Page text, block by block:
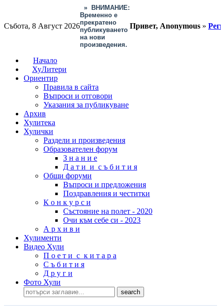
Събота, 8 Август 2026
»
ВНИМАНИЕ:
Временно е
прекратено
публикуването
на нови
произведения.
Привет, Anonymous »
Начало
ХуЛитери
Ориентир
Правила в сайта
Въпроси и отговори
Указания за публикуване
Архив
Хулитека
Хулички
Раздели и произведения
Образователен форум
З н а н и е
Д а т и и с ъ б и т и я
Общи форуми
Въпроси и предложения
Поздравления и честитки
К о н к у р с и
Състояние на полет - 2020
Очи към себе си - 2023
А р х и в и
Хулименти
Видео Хули
П о е т и с к и т а р а
С ъ б и т и я
Д р у г и
Фото Хули